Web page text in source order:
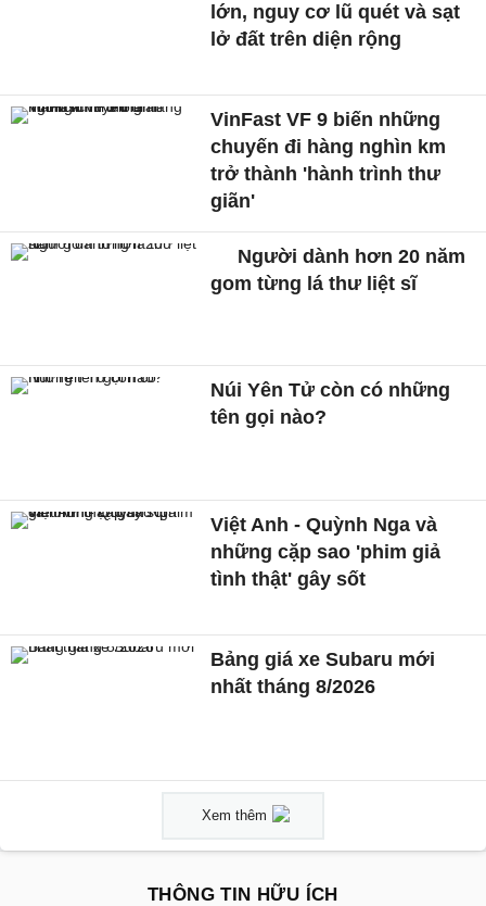
lớn, nguy cơ lũ quét và sạt
lở đất trên diện rộng
VinFast VF 9 biến những
chuyến đi hàng nghìn km
trở thành 'hành trình thư
giãn'
Người dành hơn 20 năm
gom từng lá thư liệt sĩ
Núi Yên Tử còn có những
tên gọi nào?
Việt Anh - Quỳnh Nga và
những cặp sao 'phim giả
tình thật' gây sốt
Bảng giá xe Subaru mới
nhất tháng 8/2026
Xem thêm
THÔNG TIN HỮU ÍCH